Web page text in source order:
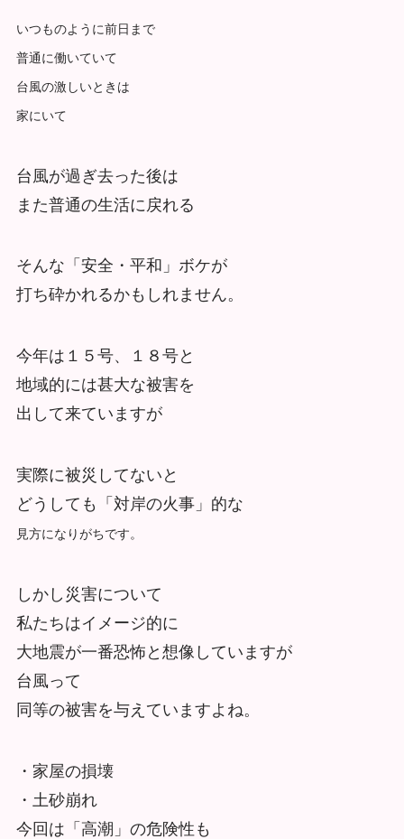
いつものように前日まで
普通に働いていて
台風の激しいときは
家にいて
台風が過ぎ去った後は
また普通の生活に戻れる
そんな「安全・平和」ボケが
打ち砕かれるかもしれません。
今年は１５号、１８号と
地域的には甚大な被害を
出して来ていますが
実際に被災してないと
どうしても「対岸の火事」的な
見方になりがちです。
しかし災害について
私たちはイメージ的に
大地震が一番恐怖と想像していますが
台風って
同等の被害を与えていますよね。
・家屋の損壊
・土砂崩れ
今回は「高潮」の危険性も